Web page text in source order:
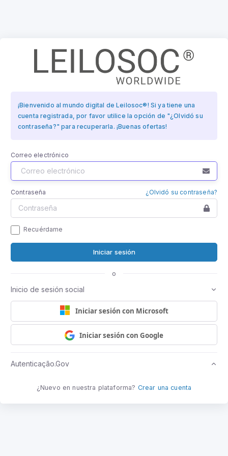
¡Bienvenido al mundo digital de Leilosoc®! Si ya tiene una
cuenta registrada, por favor utilice la opción de "¿Olvidó su
contraseña?" para recuperarla. ¡Buenas ofertas!
Correo electrónico
Contraseña ¿Olvidó su contraseña?
Recuérdame
Iniciar sesión
o
Inicio de sesión social
Iniciar sesión con Microsoft
Iniciar sesión con Google
Autenticação.Gov
¿Nuevo en nuestra plataforma? Crear una cuenta